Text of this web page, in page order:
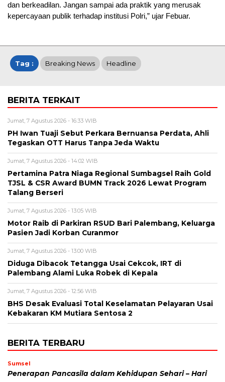
dan berkeadilan. Jangan sampai ada praktik yang merusak
kepercayaan publik terhadap institusi Polri,” ujar Febuar.
Tag : Breaking News Headline
BERITA TERKAIT
Jumat, 7 Agustus 2026 - 16:33 WIB
PH Iwan Tuaji Sebut Perkara Bernuansa Perdata, Ahli
Tegaskan OTT Harus Tanpa Jeda Waktu
Jumat, 7 Agustus 2026 - 14:02 WIB
Pertamina Patra Niaga Regional Sumbagsel Raih Gold
TJSL & CSR Award BUMN Track 2026 Lewat Program
Talang Berseri
Jumat, 7 Agustus 2026 - 13:05 WIB
Motor Raib di Parkiran RSUD Bari Palembang, Keluarga
Pasien Jadi Korban Curanmor
Jumat, 7 Agustus 2026 - 13:00 WIB
Diduga Dibacok Tetangga Usai Cekcok, IRT di
Palembang Alami Luka Robek di Kepala
Jumat, 7 Agustus 2026 - 12:56 WIB
BHS Desak Evaluasi Total Keselamatan Pelayaran Usai
Kebakaran KM Mutiara Sentosa 2
BERITA TERBARU
Sumsel
Penerapan Pancasila dalam Kehidupan Sehari – Hari